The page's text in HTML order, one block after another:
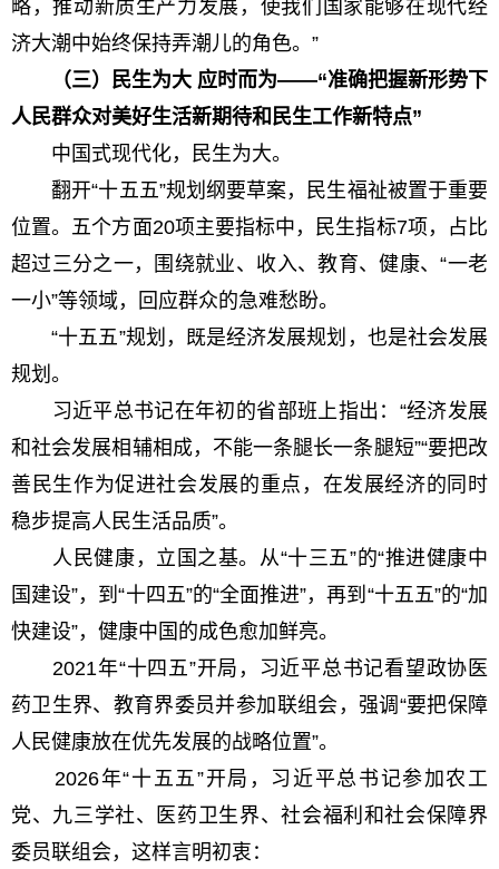
略，推动新质生产力发展，使我们国家能够在现代经
济大潮中始终保持弄潮儿的角色。”
（三）民生为大 应时而为——“准确把握新形势下
人民群众对美好生活新期待和民生工作新特点”
中国式现代化，民生为大。
翻开“十五五”规划纲要草案，民生福祉被置于重要
位置。五个方面20项主要指标中，民生指标7项，占比
超过三分之一，围绕就业、收入、教育、健康、“一老
一小”等领域，回应群众的急难愁盼。
“十五五”规划，既是经济发展规划，也是社会发展
规划。
习近平总书记在年初的省部班上指出：“经济发展
和社会发展相辅相成，不能一条腿长一条腿短”“要把改
善民生作为促进社会发展的重点，在发展经济的同时
稳步提高人民生活品质”。
人民健康，立国之基。从“十三五”的“推进健康中
国建设”，到“十四五”的“全面推进”，再到“十五五”的“加
快建设”，健康中国的成色愈加鲜亮。
2021年“十四五”开局，习近平总书记看望政协医
药卫生界、教育界委员并参加联组会，强调“要把保障
人民健康放在优先发展的战略位置”。
2026年“十五五”开局，习近平总书记参加农工
党、九三学社、医药卫生界、社会福利和社会保障界
委员联组会，这样言明初衷：